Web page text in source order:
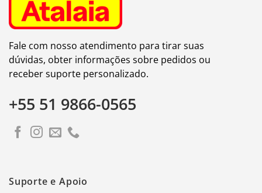
Fale com nosso atendimento para tirar suas
dúvidas, obter informações sobre pedidos ou
receber suporte personalizado.
+55 51 9866-0565
Suporte e Apoio